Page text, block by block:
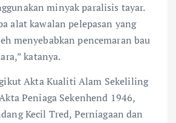
minyak paralisis tayar.
alat kawalan pelepasan yang
menyebabkan pencemaran bau
katanya.
Akta Kualiti Alam Sekeliling
Peniaga Sekenhend 1946,
Kecil Tred, Perniagaan dan